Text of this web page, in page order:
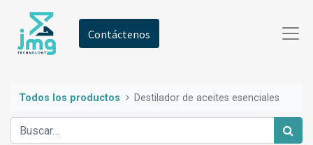
Contáctenos
Todos los productos Destilador de aceites esenciales